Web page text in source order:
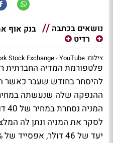
נושאים בכתבה בנק אוף
רדיט
צילום: New York Stock Exchange - YouTube
לסקר את המניה ונתן לה